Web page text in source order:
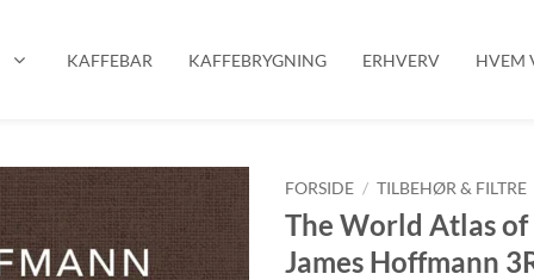
KAFFEBAR KAFFEBRYGNING ERHVERV HVEM
FORSIDE / TILBEHØR & FILTRE
The World Atlas of
James Hoffmann